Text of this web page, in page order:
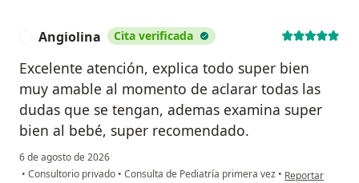
Angiolina Cita verificada
Excelente atención, explica todo super bien
muy amable al momento de aclarar todas las
dudas que se tengan, ademas examina super
bien al bebé, super recomendado.
6 de agosto de 2026
• Consultorio privado • Consulta de Pediatría primera vez • en opinión del
Reportar